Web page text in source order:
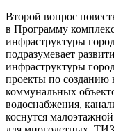
Второй вопрос
в Программу
инфраструктуры
подразумевает
инфраструктуры
проекты по
коммунальных
водоснабжения,
коснутся